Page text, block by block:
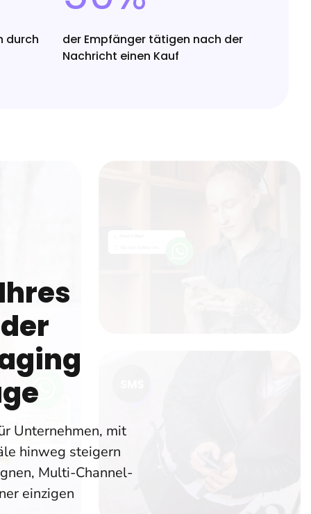
durch
der Empfänger tätigen nach der
Nachricht einen Kauf
Unternehmen, mit
hinweg steigern
Multi-Channel-
einzigen